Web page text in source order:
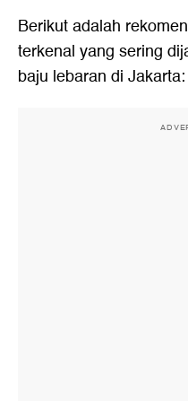
Berikut adalah
terkenal yang sering
baju lebaran di Jakarta: